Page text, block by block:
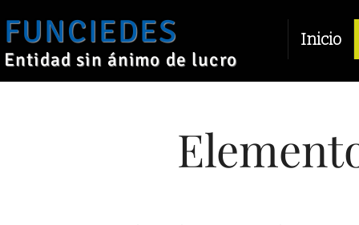
FUNCIEDES
Entidad sin ánimo de lucro
Inicio